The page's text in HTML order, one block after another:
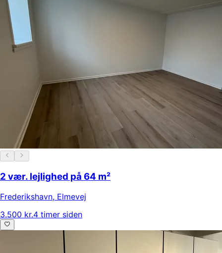
2 vær. lejlighed på 64 m²
Frederikshavn, Elmevej
3.500 kr.4 timer siden